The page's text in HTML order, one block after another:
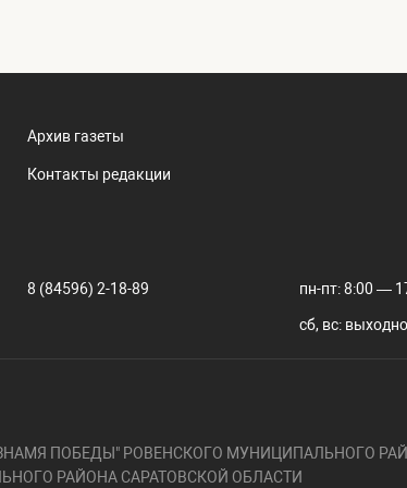
Архив газеты
Контакты редакции
8 (84596) 2-18-89 пн-пт: 8:00 —
сб, вс:
ПОБЕДЫ" РОВЕНСКОГО МУНИЦИПАЛЬНОГО
РАЙОНА САРАТОВСКОЙ ОБЛАСТИ